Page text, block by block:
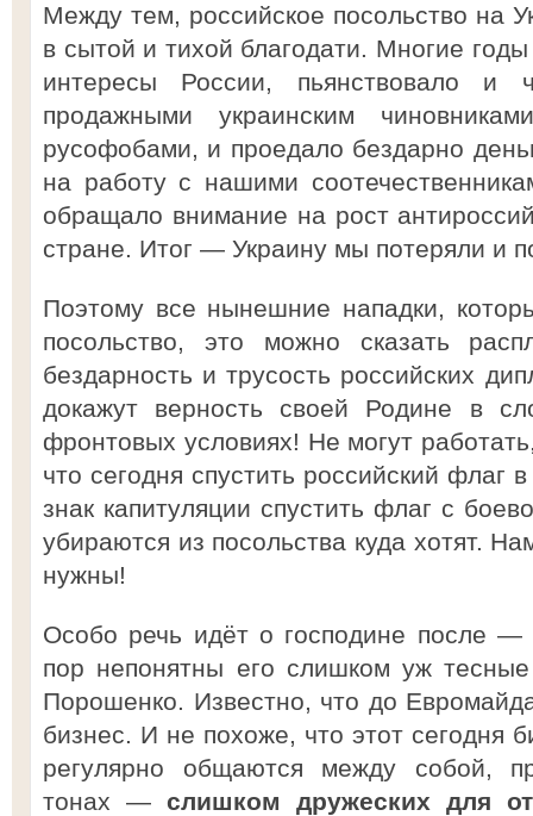
Между тем, российское посольство на
в сытой и тихой благодати. Многие
интересы России, пьянствовало
продажными украинским
русофобами, и проедало бездарно
на работу с нашими
обращало внимание на рост
стране. Итог — Украину мы потеряли и
Поэтому все нынешние нападки,
посольство, это можно сказать
бездарность и трусость российских
докажут верность своей Родине в
фронтовых условиях! Не могут
что сегодня спустить российский флаг
знак капитуляции спустить флаг с
убираются из посольства куда хотят.
нужны!
Особо речь идёт о господине после
пор непонятны его слишком уж
Порошенко. Известно, что до
бизнес. И не похоже, что этот сегодня
регулярно общаются между собой,
тонах — слишком дружеских для